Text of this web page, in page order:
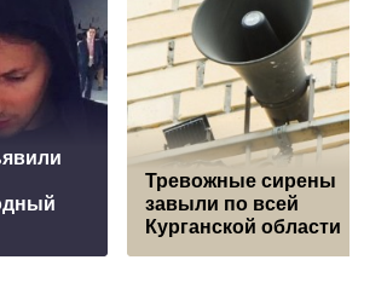
Тревожные сирены
завыли по всей
Курганской области